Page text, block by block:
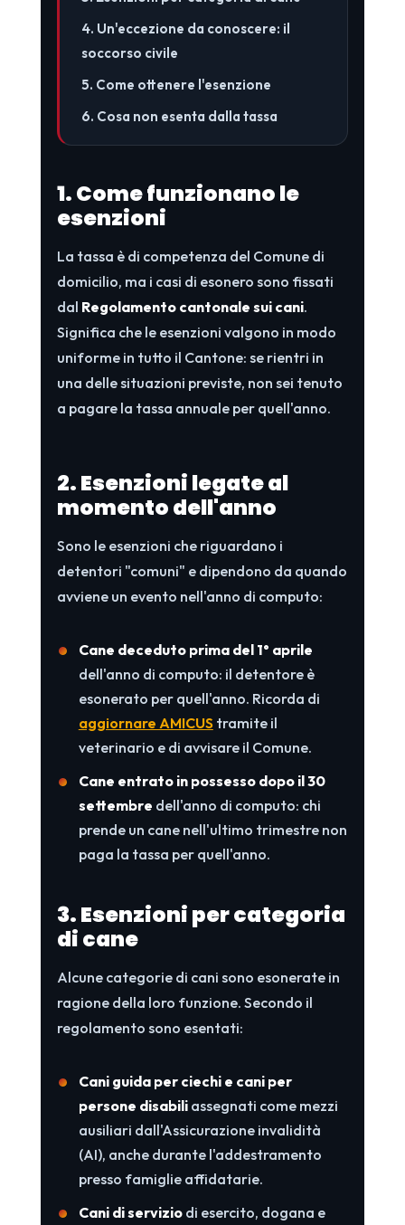
4. Un'eccezione da conoscere: il
soccorso civile
5. Come ottenere l'esenzione
6. Cosa non esenta dalla tassa
1. Come funzionano le
esenzioni
La tassa è di competenza del Comune di
domicilio, ma i casi di esonero sono fissati
dal Regolamento cantonale sui cani.
Significa che le esenzioni valgono in modo
uniforme in tutto il Cantone: se rientri in
una delle situazioni previste, non sei tenuto
a pagare la tassa annuale per quell'anno.
2. Esenzioni legate al
momento dell'anno
Sono le esenzioni che riguardano i
detentori "comuni" e dipendono da quando
avviene un evento nell'anno di computo:
Cane deceduto prima del 1° aprile
dell'anno di computo: il detentore è
esonerato per quell'anno. Ricorda di
aggiornare AMICUS tramite il
veterinario e di avvisare il Comune.
Cane entrato in possesso dopo il 30
settembre dell'anno di computo: chi
prende un cane nell'ultimo trimestre non
paga la tassa per quell'anno.
3. Esenzioni per categoria
di cane
Alcune categorie di cani sono esonerate in
ragione della loro funzione. Secondo il
regolamento sono esentati:
Cani guida per ciechi e cani per
persone disabiliassegnati come mezzi
ausiliari dall'Assicurazione invalidità
(AI), anche durante l'addestramento
presso famiglie affidatarie.
Cani di serviziodi esercito, dogana e